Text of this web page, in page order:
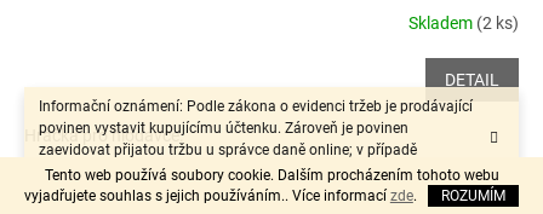
Tento web používá soubory cookie. Dalším procházením tohoto webu
vyjadřujete souhlas s jejich používáním.. Více informací zde. ROZUMÍM
Informační oznámení: Podle zákona o evidenci tržeb je prodávající
povinen vystavit kupujícímu účtenku. Zároveň je povinen
zaevidovat přijatou tržbu u správce daně online; v případě
technického výpadku pak nejpozději do 48 hodin.“
Skladem (2 ks)
DETAIL
Hračka pro hlodavce.
Kód:92655